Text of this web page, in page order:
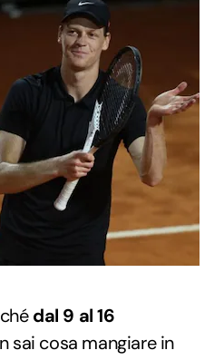
dal 9 al 16
sai cosa mangiare in